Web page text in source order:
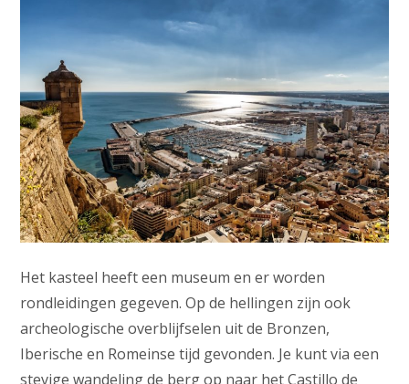
Het kasteel heeft een museum en er worden
rondleidingen gegeven. Op de hellingen zijn ook
archeologische overblijfselen uit de Bronzen,
Iberische en Romeinse tijd gevonden. Je kunt via een
stevige wandeling de berg op naar het Castillo de